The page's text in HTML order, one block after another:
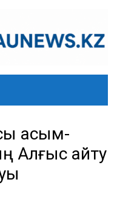
Қасым-
Алғыс айту